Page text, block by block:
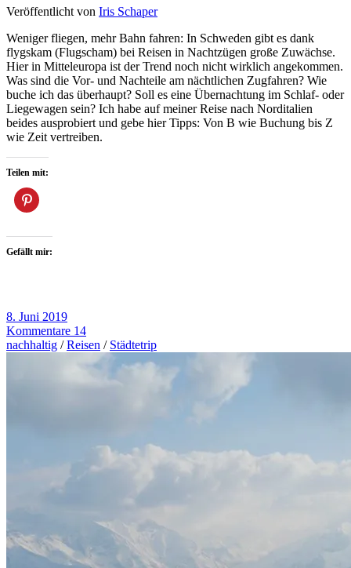
Veröffentlicht von Iris Schaper
Weniger fliegen, mehr Bahn fahren: In Schweden gibt es dank
flygskam (Flugscham) bei Reisen in Nachtzügen große Zuwächse.
Hier in Mitteleuropa ist der Trend noch nicht wirklich angekommen.
Was sind die Vor- und Nachteile am nächtlichen Zugfahren? Wie
buche ich das überhaupt? Soll es eine Übernachtung im Schlaf- oder
Liegewagen sein? Ich habe auf meiner Reise nach Norditalien
beides ausprobiert und gebe hier Tipps: Von B wie Buchung bis Z
wie Zeit vertreiben.
Teilen mit:
Gefällt mir:
8. Juni 2019
Kommentare 14
nachhaltig /Reisen / Städtetrip